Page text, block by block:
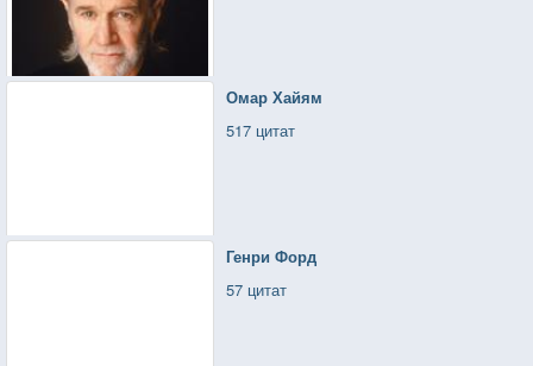
Омар Хайям
517 цитат
Генри Форд
57 цитат